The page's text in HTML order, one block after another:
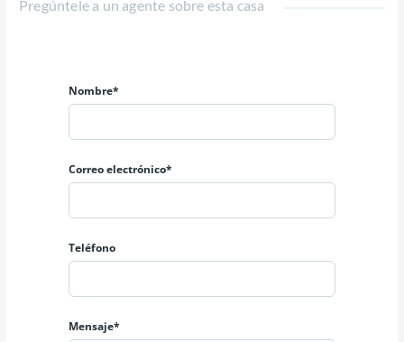
Pregúntele a un agente sobre esta casa
Nombre*
Correo electrónico*
Teléfono
Mensaje*